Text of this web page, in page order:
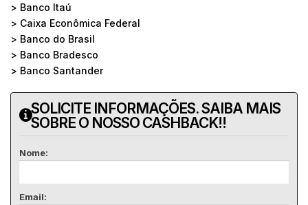
> Banco Itaú
> Caixa Econômica Federal
> Banco do Brasil
> Banco Bradesco
> Banco Santander
SOLICITE INFORMAÇÕES. SAIBA MAIS
SOBRE O NOSSO CASHBACK!!
Nome:
Email: